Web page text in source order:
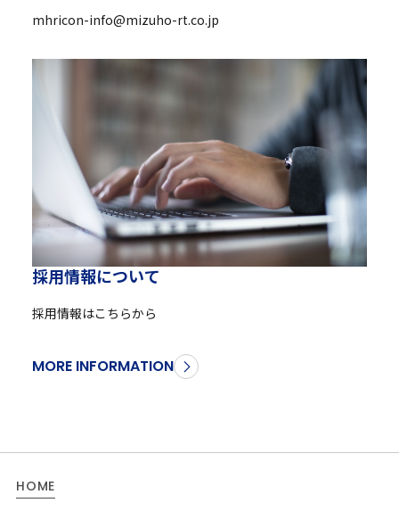
mhricon-info@mizuho-rt.co.jp
採用情報について
採用情報はこちらから
MORE INFORMATION
HOME